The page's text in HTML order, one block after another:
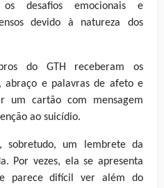
desafios emocionais e
devido à natureza dos
do GTH receberam os
abraço e palavras de afeto e
um cartão com mensagem
ao suicídio.
sobretudo, um lembrete da
Por vezes, ela se apresenta
parece difícil ver além do